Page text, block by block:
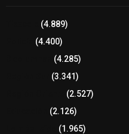
(4.889)
(4.400)
(4.285)
(3.341)
(2.527)
(2.126)
(1.965)